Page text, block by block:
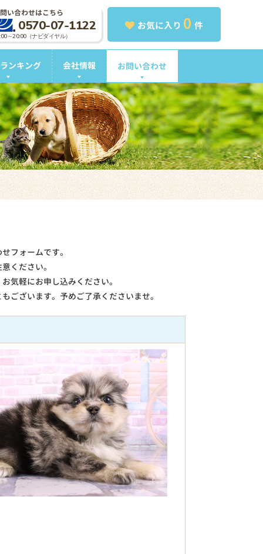
お気に入り 0 件
い合わせはこちら
0570-07-1122
～20:00（ナビダイヤル）
ンキング 会社情報 お問い合わせ
フォームです。
ください。
気軽にお申し込みください。
ございます。予めご了承くださいませ。